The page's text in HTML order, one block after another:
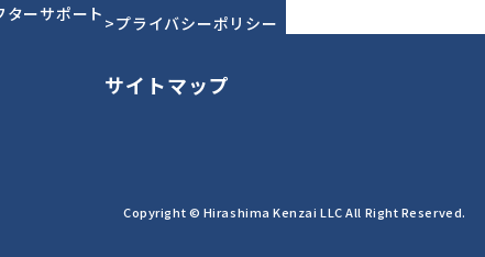
ーサポート >プライバシーポリシー
サイトマップ
Copyright © Hirashima Kenzai LLC All Right Reserved.